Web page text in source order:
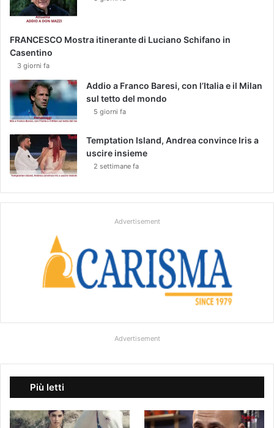
FRANCESCO Mostra itinerante di Luciano Schifano in
Casentino
3 giorni fa
Addio a Franco Baresi, con l’Italia e il Milan
sul tetto del mondo
5 giorni fa
Temptation Island, Andrea convince Iris a
uscire insieme
2 settimane fa
Advertisement
Advertisement
Più letti